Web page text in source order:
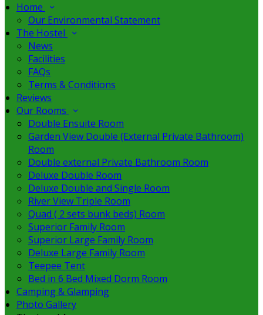
Home
Our Environmental Statement
The Hostel
News
Facilities
FAQs
Terms & Conditions
Reviews
Our Rooms
Double Ensuite Room
Garden View Double (External Private Bathroom)
Room
Double external Private Bathroom Room
Deluxe Double Room
Deluxe Double and Single Room
River View Triple Room
Quad ( 2 sets bunk beds) Room
Superior Family Room
Superior Large Family Room
Deluxe Large Family Room
Teepee Tent
Bed in 6 Bed Mixed Dorm Room
Camping & Glamping
Photo Gallery